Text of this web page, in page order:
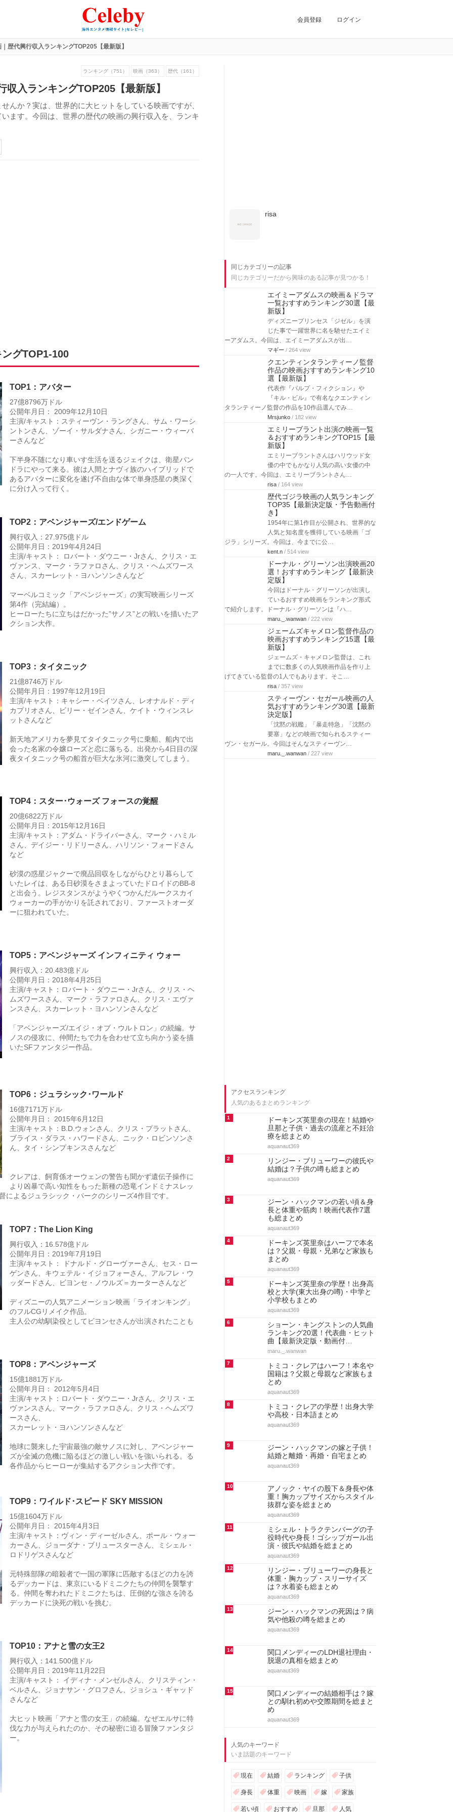
会員登録 ログイン
歴代興行収入ランキングTOP205【最新版】
ランキング（751） 映画（363） 歴代（161）
収入ランキングTOP205【最新版】
んか？実は、世界的に大ヒットをしている映画ですが、
ます。今回は、世界の歴代の映画の興行収入を、ランキ
グTOP1-100
TOP1：アバター
27億8796万ドル
公開年月日： 2009年12月10日
主演/キャスト：スティーヴン・ラングさん、サム・ワーシ
ントンさん、ゾーイ・サルダナさん、シガニー・ウィーバ
ーさんなど
下半身不随になり車いす生活を送るジェイクは、衛星パン
ドラにやって来る。彼は人間とナヴィ族のハイブリッドで
あるアバターに変化を遂げ不自由な体で単身惑星の奥深く
に分け入って行く。
TOP2：アベンジャーズ/エンドゲーム
興行収入：27.975億ドル
公開年月日：2019年4月24日
主演/キャスト： ロバート・ダウニー・Jrさん、クリス・エ
ヴァンス、マーク・ラファロさん、クリス・ヘムズワース
さん、スカーレット・ヨハンソンさんなど
マーベルコミック「アベンジャーズ」の実写映画シリーズ
第4作（完結編）。
ヒーローたちに立ちはだかった”サノス”との戦いを描いたア
クション大作。
TOP3：タイタニック
21億8746万ドル
公開年月日：1997年12月19日
主演/キャスト：キャシー・ベイツさん、レオナルド・ディ
カプリオさん、ビリー・ゼインさん、ケイト・ウィンスレ
ットさんなど
新天地アメリカを夢見てタイタニック号に乗船、船内で出
会った名家の令嬢ローズと恋に落ちる。出発から4日目の深
夜タイタニック号の船首が巨大な氷河に激突してしまう。
TOP4：スター･ウォーズ フォースの覚醒
20億6822万ドル
公開年月日：2015年12月16日
主演/キャスト：アダム・ドライバーさん、マーク・ハミル
さん、デイジー・リドリーさん、ハリソン・フォードさん
など
砂漠の惑星ジャクーで廃品回収をしながらひとり暮らして
いたレイは、ある日砂漠をさまよっていたドロイドのBB-8
と出会う。レジスタンスがようやくつかんだルークスカイ
ウォーカーの手がかりを託されており、ファーストオーダ
ーに狙われていた。
TOP5：アベンジャーズ インフィニティ ウォー
興行収入：20.483億ドル
公開年月日：2018年4月25日
主演/キャスト：ロバート・ダウニー・Jrさん、クリス・ヘ
ムズワースさん、マーク・ラファロさん、クリス・エヴァ
ンスさん、スカーレット・ヨハンソンさんなど
「アベンジャーズ/エイジ・オブ・ウルトロン」の続編。サ
ノスの侵攻に、仲間たちで力を合わせて立ち向かう姿を描
いたSFファンタジー作品。
TOP6：ジュラシック･ワールド
16億7171万ドル
公開年月日： 2015年6月12日
主演/キャスト：B.D.ウォンさん、クリス・プラットさん、
ブライス・ダラス・ハワードさん、ニック・ロビンソンさ
ん、タイ・シンプキンスさんなど
クレアは、飼育係オーウェンの警告も聞かず遺伝子操作に
より凶暴で高い知性をもった新種の恐竜インドミナスレッ
よるジュラシック・パークのシリーズ4作目です。
TOP7：The Lion King
興行収入：16.578億ドル
公開年月日：2019年7月19日
主演/キャスト： ドナルド・グローヴァーさん、セス・ロー
ゲンさん、キウェテル・イジョフォーさん、アルフレ・ウ
ッダードさん、ビヨンセ・ノウルズ＝カーターさんなど
ディズニーの人気アニメーション映画「ライオンキング」
のフルCGリメイク作品。
主人公の幼馴染役としてビヨンセさんが出演されたことも
TOP8：アベンジャーズ
15億1881万ドル
公開年月日： 2012年5月4日
主演/キャスト：ロバート・ダウニー・Jrさん、クリス・エ
ヴァンスさん、マーク・ラファロさん、クリス・ヘムズワ
ースさん、
スカーレット・ヨハンソンさんなど
地球に襲来した宇宙最強の敵サノスに対し、アベンジャー
ズが全滅の危機に陥るほどの激しい戦いを強いられる。る
各作品からヒーローが集結するアクション大作です。
TOP9：ワイルド･スピード SKY MISSION
15億1604万ドル
公開年月日： 2015年4月3日
主演/キャスト：ヴィン・ディーゼルさん、ポール・ウォー
カーさん、ジョーダナ・ブリュースターさん、ミシェル・
ロドリゲスさんなど
元特殊部隊の暗殺者で一国の軍隊に匹敵するほどの力を誇
るデッカードは、東京にいるドミニクたちの仲間を襲撃す
る。仲間を奪われたドミニクたちは、圧倒的な強さを誇る
デッカードに決死の戦いを挑む。
TOP10：アナと雪の女王2
興行収入：141.500億ドル
公開年月日：2019年11月22日
主演/キャスト： イディナ・メンゼルさん、クリスティン・
ベルさん、ジョナサン・グロフさん、ジョシュ・ギャッド
さんなど
大ヒット映画「アナと雪の女王」の続編。なぜエルサに特
伐な力が与えられたのか、その秘密に迫る冒険ファンタジ
ー。
risa
同じカテゴリーの記事
同じカテゴリーだから興味のある記事が見つかる！
エイミーアダムスの映画＆ドラマ
一覧おすすめランキング30選【最
新版】
ディズニープリンセス「ジゼル」を演
じた事で一躍世界に名を馳せたエイミ
ーアダムス。今回は、エイミーアダムスが出…
マギー / 264 view
クエンティンタランティーノ監督
作品の映画おすすめランキング10
選【最新版】
代表作『パルプ・フィクション』や
『キル・ビル』で有名なクエンティン
タランティーノ監督の作品を10作品選んでみ…
Mrsjunko / 182 view
エミリーブラント出演の映画一覧
＆おすすめランキングTOP15【最
新版】
エミリーブラントさんはハリウッド女
優の中でもかなり人気の高い女優の中
の一人です。今回は、エミリーブラントさん…
risa / 164 view
歴代ゴジラ映画の人気ランキング
TOP35【最新決定版・予告動画付
き】
1954年に第1作目が公開され、世界的な
人気と知名度を獲得している映画「ゴ
ジラ」シリーズ。今回は、今までに公…
kent.n / 514 view
ドーナル・グリーソン出演映画20
選！おすすめランキング【最新決
定版】
今回はドーナル・グリーソンが出演し
ているおすすめ映画をランキング形式
で紹介します。ドーナル・グリーソンは『ハ…
maru._.wanwan / 222 view
ジェームズキャメロン監督作品の
映画おすすめランキング15選【最
新版】
ジェームズ・キャメロン監督は、これ
までに数多くの人気映画作品を作り上
げてきている監督の1人でもあります。そこ…
risa / 357 view
スティーヴン・セガール映画の人
気おすすめランキング30選【最新
決定版】
「沈黙の戦艦」「暴走特急」「沈黙の
要塞」などの映画で知られるスティー
ヴン・セガール。今回はそんなスティーヴン…
maru._.wanwan / 227 view
アクセスランキング
人気のあるまとめランキング
1
ドーキンズ英里奈の現在！結婚や
旦那と子供・過去の流産と不妊治
療を総まとめ
aquanaut369
2
リンジー・ブリューワーの彼氏や
結婚は？子供の噂も総まとめ
aquanaut369
3
ジーン・ハックマンの若い頃＆身
長と体重や筋肉！映画代表作7選
も総まとめ
aquanaut369
4
ドーキンズ英里奈はハーフで本名
は？父親・母親・兄弟など家族も
まとめ
aquanaut369
5
ドーキンズ英里奈の学歴！出身高
校と大学(東大出身の噂)・中学と
小学校もまとめ
aquanaut369
6
ショーン・キングストンの人気曲
ランキング20選！代表曲・ヒット
曲【最新決定版・動画付…
maru._.wanwan
7
トミコ・クレアはハーフ！本名や
国籍は？父親と母親など家族もま
とめ
aquanaut369
8
トミコ・クレアの学歴！出身大学
や高校・日本語まとめ
aquanaut369
9
ジーン・ハックマンの嫁と子供！
結婚と離婚・再婚・自宅まとめ
aquanaut369
10
アノック・ヤイの股下＆身長や体
重！胸カップサイズからスタイル
抜群な姿を総まとめ
aquanaut369
11
ミシェル・トラクテンバーグの子
役時代や身長！ゴシップガール出
演・彼氏や結婚を総まとめ
aquanaut369
12
リンジー・ブリューワーの身長と
体重・胸カップ・スリーサイズ
は？水着姿も総まとめ
aquanaut369
13
ジーン・ハックマンの死因は？病
気や他殺の噂を総まとめ
aquanaut369
14
関口メンディーのLDH退社理由・
脱退の真相を総まとめ
aquanaut369
15
関口メンディーの結婚相手は？嫁
との馴れ初めや交際期間を総まと
め
aquanaut369
人気のキーワード
いま話題のキーワード
現在 結婚 ランキング 子供
身長 体重 映画 嫁 家族
若い頃 おすすめ 旦那 人気